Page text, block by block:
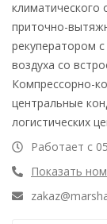
Город:
климатического
приточно-
рекуператором
воздуха со
Компрессорно-
центральные
логистических
Работает с
Показать